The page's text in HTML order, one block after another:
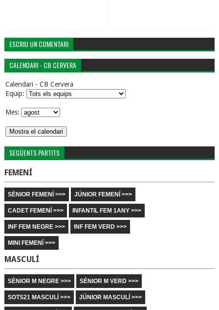
ESCRIU UN COMENTARI
CALENDARI - CB CERVERA
Calendari - CB Cervera
Equip:
Mes:
SEGÜENTS PARTITS
FEMENÍ
SÈNIOR FEMENÍ >>> JÚNIOR FEMENÍ >>>
CADET FEMENÍ >>> INFANTIL FEM 1ANY >>>
INF FEM NEGRE >>> INF FEM VERD >>>
MINI FEMENÍ >>>
MASCULÍ
SÈNIOR M NEGRE >>> SÈNIOR M VERD >>>
SOTS21 MASCULÍ >>> JÚNIOR MASCULÍ >>>